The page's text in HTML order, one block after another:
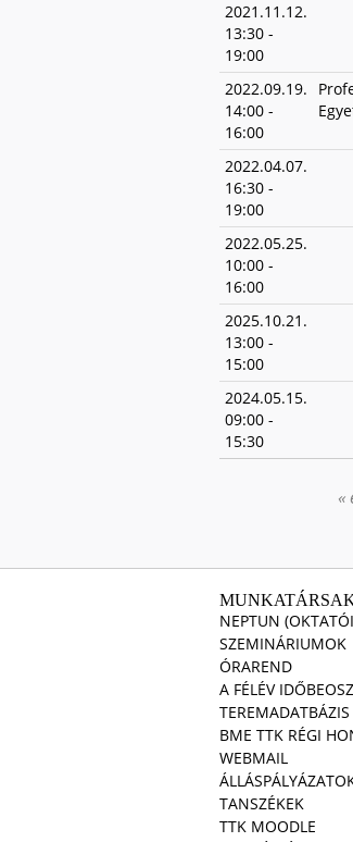
2021.11.12.
13:30 -
19:00
2022.09.19.
14:00 -
16:00
2022.04.07.
16:30 -
19:00
2022.05.25.
10:00 -
16:00
2025.10.21.
13:00 -
15:00
2024.05.15.
09:00 -
15:30
«
NEPTUN
SZEMINÁRIUMOK
ÓRAREND
A FÉLÉV
TEREMADATBÁZIS
BME TTK RÉGI
WEBMAIL
TANSZÉKEK
TTK MOODLE